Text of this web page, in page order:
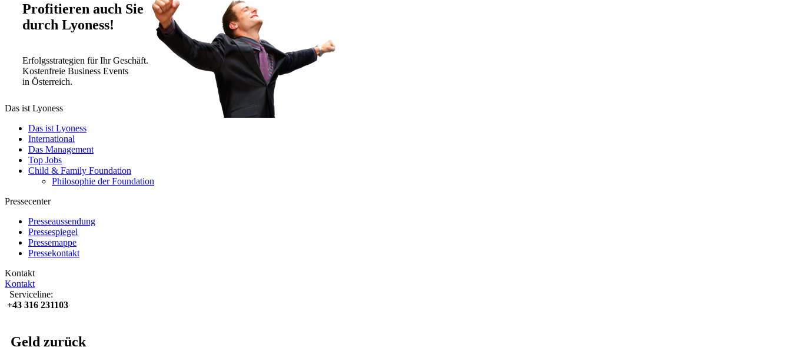
Profitieren auch Sie
durch Lyoness!
Erfolgsstrategien für Ihr Geschäft.
Kostenfreie Business Events
in Österreich.
Das ist Lyoness
Das ist Lyoness
International
Das Management
Top Jobs
Child & Family Foundation
Philosophie der Foundation
Pressecenter
Presseaussendung
Pressespiegel
Pressemappe
Pressekontakt
Kontakt
Kontakt
Serviceline:
+43 316 231103
Geld zurück